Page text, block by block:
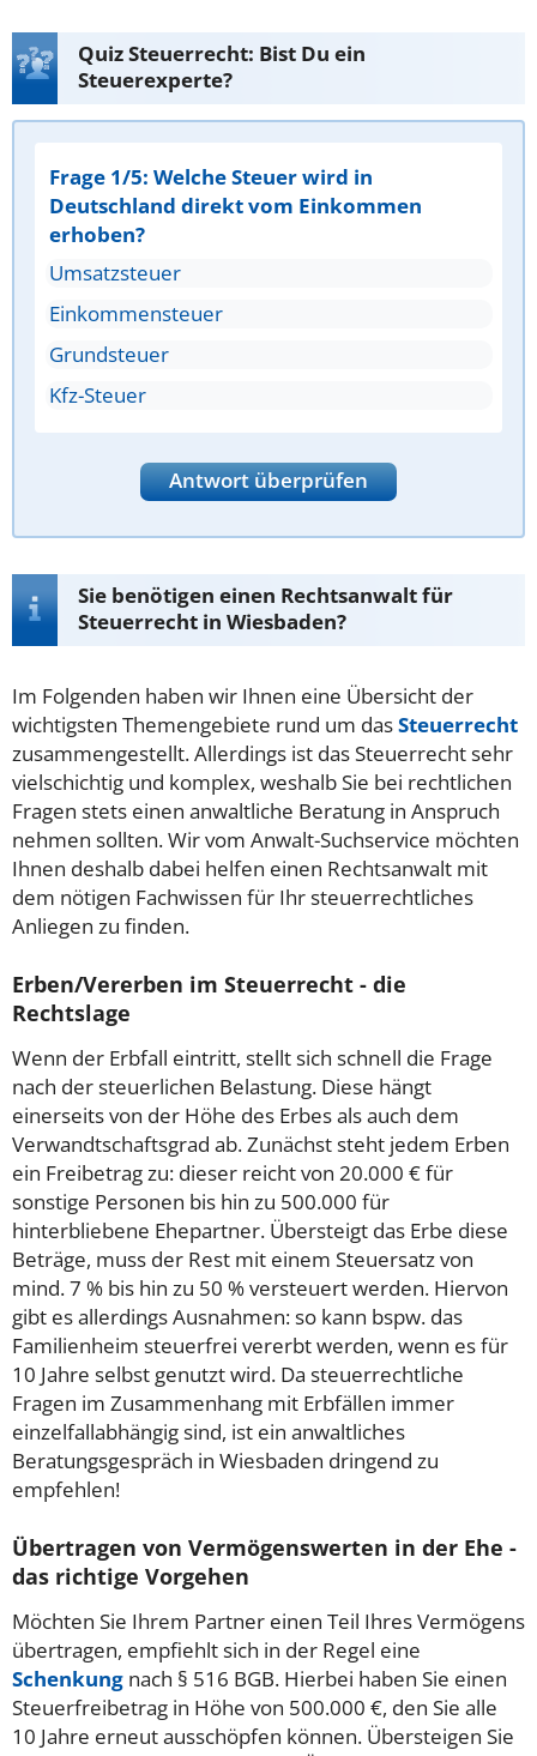
Quiz Steuerrecht: Bist Du ein
Steuerexperte?
Frage 1/5: Welche Steuer wird in
Deutschland direkt vom Einkommen
erhoben?
Umsatzsteuer
Einkommensteuer
Grundsteuer
Kfz-Steuer
Antwort überprüfen
Sie benötigen einen Rechtsanwalt für
Steuerrecht in Wiesbaden?
Im Folgenden haben wir Ihnen eine Übersicht der
wichtigsten Themengebiete rund um dasSteuerrecht
zusammengestellt. Allerdings ist das Steuerrecht sehr
vielschichtig und komplex, weshalb Sie bei rechtlichen
Fragen stets einen anwaltliche Beratung in Anspruch
nehmen sollten. Wir vom Anwalt-Suchservice möchten
Ihnen deshalb dabei helfen einen Rechtsanwalt mit
dem nötigen Fachwissen für Ihr steuerrechtliches
Anliegen zu finden.
Erben/Vererben im Steuerrecht - die
Rechtslage
Wenn der Erbfall eintritt, stellt sich schnell die Frage
nach der steuerlichen Belastung. Diese hängt
einerseits von der Höhe des Erbes als auch dem
Verwandtschaftsgrad ab. Zunächst steht jedem Erben
ein Freibetrag zu: dieser reicht von 20.000 € für
sonstige Personen bis hin zu 500.000 für
hinterbliebene Ehepartner. Übersteigt das Erbe diese
Beträge, muss der Rest mit einem Steuersatz von
mind. 7 % bis hin zu 50 % versteuert werden. Hiervon
gibt es allerdings Ausnahmen: so kann bspw. das
Familienheim steuerfrei vererbt werden, wenn es für
10 Jahre selbst genutzt wird. Da steuerrechtliche
Fragen im Zusammenhang mit Erbfällen immer
einzelfallabhängig sind, ist ein anwaltliches
Beratungsgespräch in Wiesbaden dringend zu
empfehlen!
Übertragen von Vermögenswerten in der Ehe -
das richtige Vorgehen
Möchten Sie Ihrem Partner einen Teil Ihres Vermögens
übertragen, empfiehlt sich in der Regel eine
Schenkung nach § 516 BGB. Hierbei haben Sie einen
Steuerfreibetrag in Höhe von 500.000 €, den Sie alle
10 Jahre erneut ausschöpfen können. Übersteigen Sie